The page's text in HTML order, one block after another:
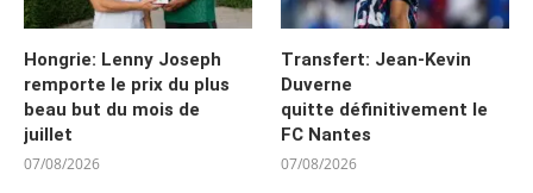
Hongrie: Lenny Joseph
remporte le prix du plus
beau but du mois de
juillet
07/08/2026
Transfert: Jean-Kevin
Duverne
quitte définitivement le
FC Nantes
07/08/2026